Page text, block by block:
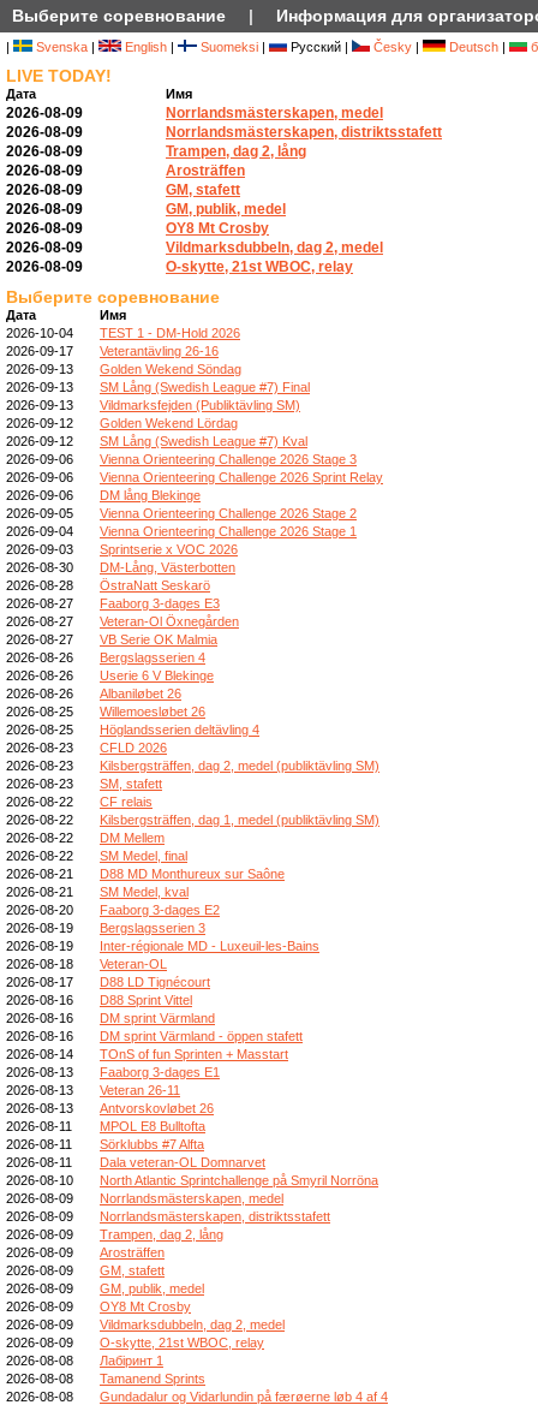
Выберите соревнование | Информация для
| Svenska | English | Suomeksi | Русский | Česky | Deutsch |
LIVE TODAY!
Дата Имя
2026-08-09
Norrlandsmästerskapen, medel
2026-08-09
Norrlandsmästerskapen, distriktsstafett
2026-08-09
Trampen, dag 2, lång
2026-08-09
Arosträffen
2026-08-09
GM, stafett
2026-08-09
GM, publik, medel
2026-08-09
OY8 Mt Crosby
2026-08-09
Vildmarksdubbeln, dag 2, medel
2026-08-09
O-skytte, 21st WBOC, relay
Выберите соревнование
Дата
Имя
2026-10-04
TEST 1 - DM-Hold 2026
2026-09-17
Veterantävling 26-16
2026-09-13
Golden Wekend Söndag
2026-09-13
SM Lång (Swedish League #7) Final
2026-09-13
Vildmarksfejden (Publiktävling SM)
2026-09-12
Golden Wekend Lördag
2026-09-12
SM Lång (Swedish League #7) Kval
2026-09-06
Vienna Orienteering Challenge 2026 Stage 3
2026-09-06
Vienna Orienteering Challenge 2026 Sprint Relay
2026-09-06
DM lång Blekinge
2026-09-05
Vienna Orienteering Challenge 2026 Stage 2
2026-09-04
Vienna Orienteering Challenge 2026 Stage 1
2026-09-03
Sprintserie x VOC 2026
2026-08-30
DM-Lång, Västerbotten
2026-08-28
ÖstraNatt Seskarö
2026-08-27
Faaborg 3-dages E3
2026-08-27
Veteran-Ol Öxnegården
2026-08-27
VB Serie OK Malmia
2026-08-26
Bergslagsserien 4
2026-08-26
Userie 6 V Blekinge
2026-08-26
Albaniløbet 26
2026-08-25
Willemoesløbet 26
2026-08-25
Höglandsserien deltävling 4
2026-08-23
CFLD 2026
2026-08-23
Kilsbergsträffen, dag 2, medel (publiktävling SM)
2026-08-23
SM, stafett
2026-08-22
CF relais
2026-08-22
Kilsbergsträffen, dag 1, medel (publiktävling SM)
2026-08-22
DM Mellem
2026-08-22
SM Medel, final
2026-08-21
D88 MD Monthureux sur Saône
2026-08-21
SM Medel, kval
2026-08-20
Faaborg 3-dages E2
2026-08-19
Bergslagsserien 3
2026-08-19
Inter-régionale MD - Luxeuil-les-Bains
2026-08-18
Veteran-OL
2026-08-17
D88 LD Tignécourt
2026-08-16
D88 Sprint Vittel
2026-08-16
DM sprint Värmland
2026-08-16
DM sprint Värmland - öppen stafett
2026-08-14
TOnS of fun Sprinten + Masstart
2026-08-13
Faaborg 3-dages E1
2026-08-13
Veteran 26-11
2026-08-13
Antvorskovløbet 26
2026-08-11
MPOL E8 Bulltofta
2026-08-11
Sörklubbs #7 Alfta
2026-08-11
Dala veteran-OL Domnarvet
2026-08-10
North Atlantic Sprintchallenge på Smyril Norröna
2026-08-09
Norrlandsmästerskapen, medel
2026-08-09
Norrlandsmästerskapen, distriktsstafett
2026-08-09
Trampen, dag 2, lång
2026-08-09
Arosträffen
2026-08-09
GM, stafett
2026-08-09
GM, publik, medel
2026-08-09
OY8 Mt Crosby
2026-08-09
Vildmarksdubbeln, dag 2, medel
2026-08-09
O-skytte, 21st WBOC, relay
2026-08-08
Лабіринт 1
2026-08-08
Tamanend Sprints
2026-08-08
Gundadalur og Vidarlundin på færøerne løb 4 af 4